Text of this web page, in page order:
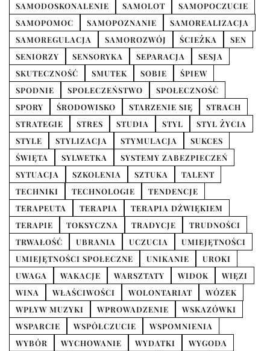
SAMODOSKONALENIE
SAMOLOT
SAMOPOCZUCIE
SAMOPOMOC
SAMOPOZNANIE
SAMOREALIZACJA
SAMOREGULACJA
SAMOROZWÓJ ŚCIEŻKA
SEN
SENIORZY
SENSORYKA SEPARACJA
SESJA
SKUTECZNOŚĆ
SMUTEK SOBIE
ŚPIEW
SPODNIE
SPOŁECZEŃSTWO
SPOŁECZNOŚĆ
SPORY
ŚRODOWISKO STARZENIE SIĘ
STRACH
STRATEGIE
STRES STUDIA STYL
STYL ŻYCIA
STYLE
STYLIZACJA STYMULACJA
SUKCES
ŚWIĘTA
SYLWETKA
SYSTEMY ZABEZPIECZEŃ
SYTUACJA
SZKOLENIA SZTUKA
TALENT
TECHNIKI
TECHNOLOGIE
TENDENCJE
TERAPEUTA
TERAPIA
TERAPIA DŹWIĘKIEM
TERAPIE
TOKSYCZNA TRADYCJE
TRUDNOŚCI
TRWAŁOŚĆ
UBRANIA UCZUCIA
UMIEJĘTNOŚCI
UMIEJĘTNOŚCI SPOŁECZNE
UNIKANIE
UROKI
UWAGA
WAKACJE WARSZTATY WIDOK
WIĘZI
WINA
WŁAŚCIWOŚCI WOLONTARIAT
WÓZEK
WPŁYW MUZYKI
WPROWADZENIE
WSKAZÓWKI
WSPARCIE
WSPÓŁCZUCIE
WSPOMNIENIA
WYBÓR
WYCHOWANIE WYDATKI
WYGODA